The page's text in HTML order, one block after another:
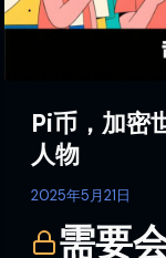
Pi币，加密
人物
2025年5月21日
需要
“平
雄”
or“争
议
人